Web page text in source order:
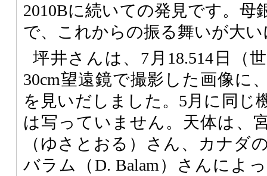
2010Bに続いての発見です。母
で、これからの振る舞いが大
坪井さんは、7月18.514日（
30cm望遠鏡で撮影した画像に
を見いだしました。5月に同じ
は写っていません。天体は、
（ゆさとおる）さん、カナダ
バラム（D. Balam）さんによ